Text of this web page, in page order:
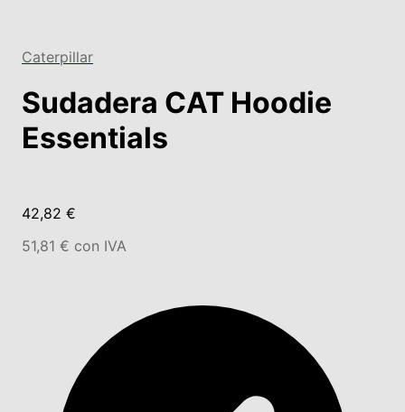
Caterpillar
Sudadera CAT Hoodie
Essentials
42,82 €
51,81 € con IVA